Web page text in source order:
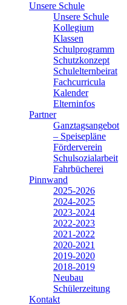
Unsere Schule
Unsere Schule
Kollegium
Klassen
Schulprogramm
Schutzkonzept
Schulelternbeirat
Fachcurricula
Kalender
Elterninfos
Partner
Ganztagsangebot
– Speisepläne
Förderverein
Schulsozialarbeit
Fahrbücherei
Pinnwand
2025-2026
2024-2025
2023-2024
2022-2023
2021-2022
2020-2021
2019-2020
2018-2019
Neubau
Schülerzeitung
Kontakt